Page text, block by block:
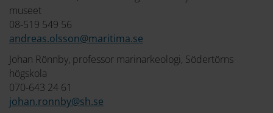
museet
08-519 549 56
andreas.olsson@maritima.se
Johan Rönnby, professor marinarkeologi, Södertörns
högskola
070-643 24 61
johan.ronnby@sh.se